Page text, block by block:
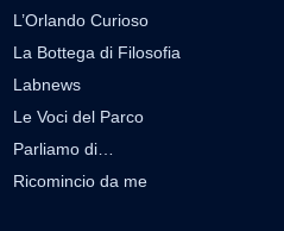
L’Orlando Curioso
La Bottega di Filosofia
Labnews
Le Voci del Parco
Parliamo di…
Ricomincio da me